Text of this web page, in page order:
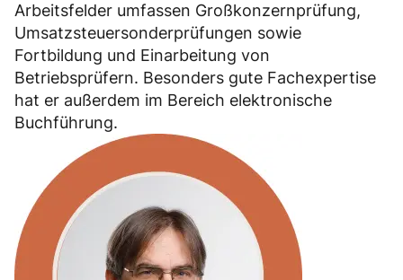
Arbeitsfelder umfassen Großkonzernprüfung,
Umsatzsteuersonderprüfungen sowie
Fortbildung und Einarbeitung von
Betriebsprüfern. Besonders gute Fachexpertise
hat er außerdem im Bereich elektronische
Buchführung.